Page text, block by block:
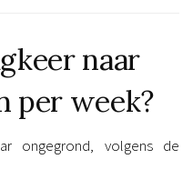
naar
per week?
ongegrond, volgens de